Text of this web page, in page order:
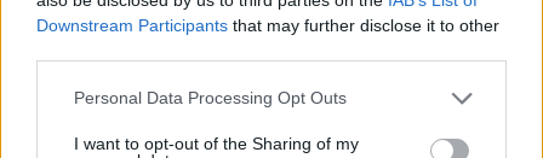
Downstream Participants that may further disclose it to other
Please note that this website/app uses one or more Google
not limited to your visit or usage behaviour. You may click to
Personal Data Processing Opt Outs
I want to opt-out of the Sharing of my